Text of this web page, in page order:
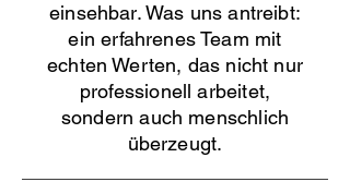
einsehbar. Was uns antreibt:
ein erfahrenes Team mit
echten Werten, das nicht nur
professionell arbeitet,
sondern auch menschlich
überzeugt.